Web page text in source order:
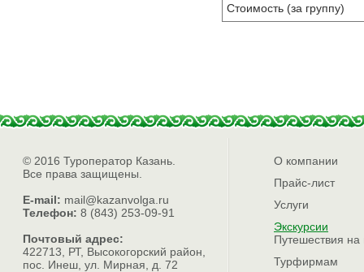
Стоимость (за группу)
© 2016 Туроператор Казань.
Все права защищены.
E-mail: mail@kazanvolga.ru
Телефон: 8 (843) 253-09-91
Почтовый адрес:
422713, РТ, Высокогорский район,
пос. Инеш, ул. Мирная, д. 72
О компании
Прайс-лист
Услуги
Экскурсии
Путешествия на
Турфирмам